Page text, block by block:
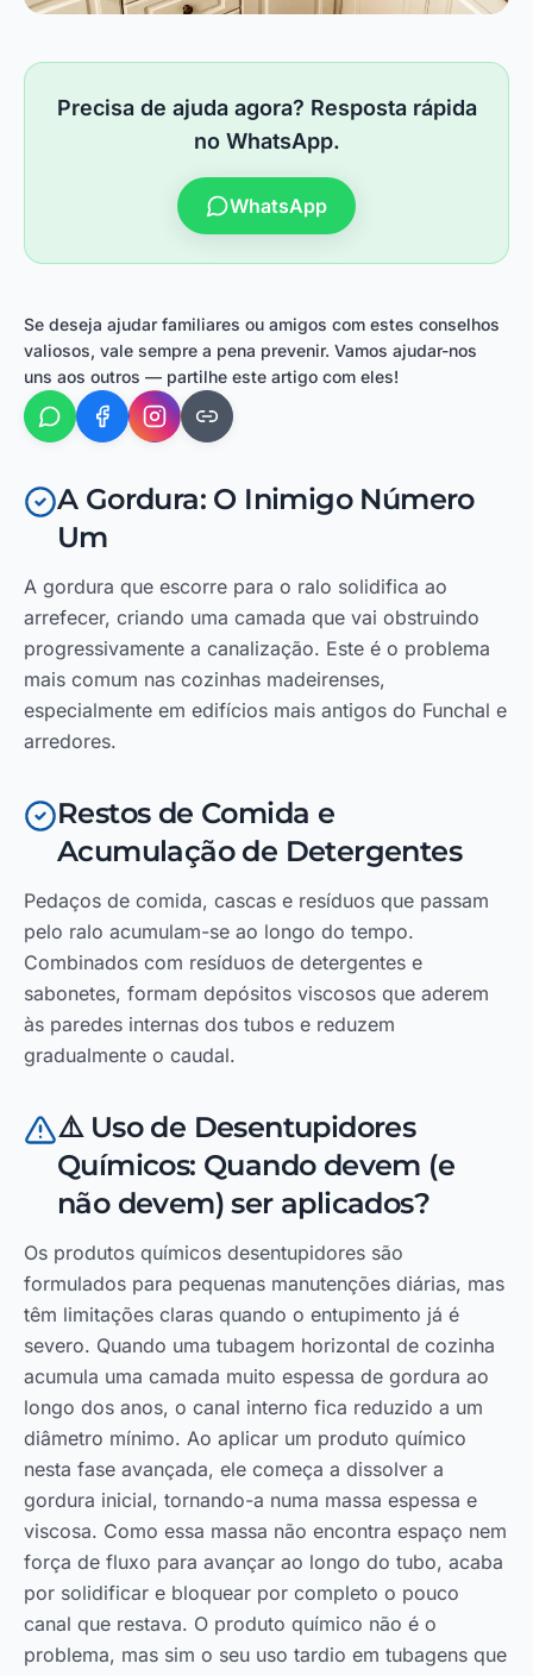
Precisa de ajuda agora? Resposta rápida
no WhatsApp.
WhatsApp
Se deseja ajudar familiares ou amigos com estes conselhos
valiosos, vale sempre a pena prevenir. Vamos ajudar-nos
uns aos outros — partilhe este artigo com eles!
A Gordura: O Inimigo Número
Um
A gordura que escorre para o ralo solidifica ao
arrefecer, criando uma camada que vai obstruindo
progressivamente a canalização. Este é o problema
mais comum nas cozinhas madeirenses,
especialmente em edifícios mais antigos do Funchal e
arredores.
Restos de Comida e
Acumulação de Detergentes
Pedaços de comida, cascas e resíduos que passam
pelo ralo acumulam-se ao longo do tempo.
Combinados com resíduos de detergentes e
sabonetes, formam depósitos viscosos que aderem
às paredes internas dos tubos e reduzem
gradualmente o caudal.
⚠️ Uso de Desentupidores
Químicos: Quando devem (e
não devem) ser aplicados?
Os produtos químicos desentupidores são
formulados para pequenas manutenções diárias, mas
têm limitações claras quando o entupimento já é
severo. Quando uma tubagem horizontal de cozinha
acumula uma camada muito espessa de gordura ao
longo dos anos, o canal interno fica reduzido a um
diâmetro mínimo. Ao aplicar um produto químico
nesta fase avançada, ele começa a dissolver a
gordura inicial, tornando-a numa massa espessa e
viscosa. Como essa massa não encontra espaço nem
força de fluxo para avançar ao longo do tubo, acaba
por solidificar e bloquear por completo o pouco
canal que restava. O produto químico não é o
problema, mas sim o seu uso tardio em tubagens que